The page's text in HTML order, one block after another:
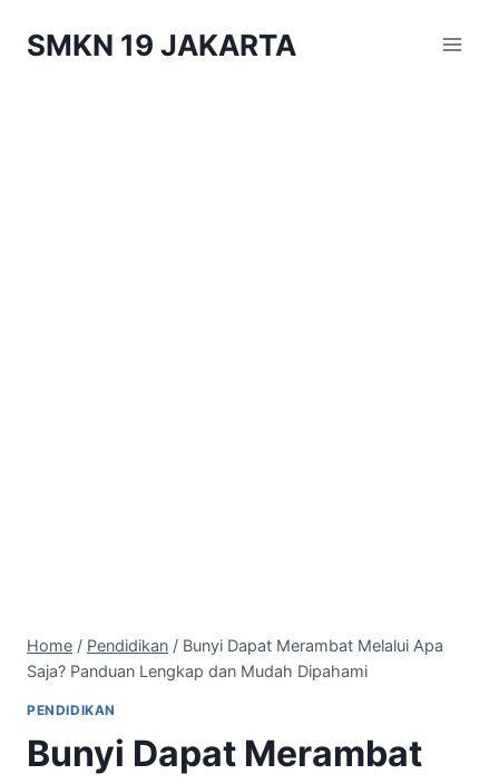
SMKN 19 JAKARTA
Home / Pendidikan / Bunyi Dapat Merambat Melalui Apa
Saja? Panduan Lengkap dan Mudah Dipahami
PENDIDIKAN
Bunyi Dapat Merambat